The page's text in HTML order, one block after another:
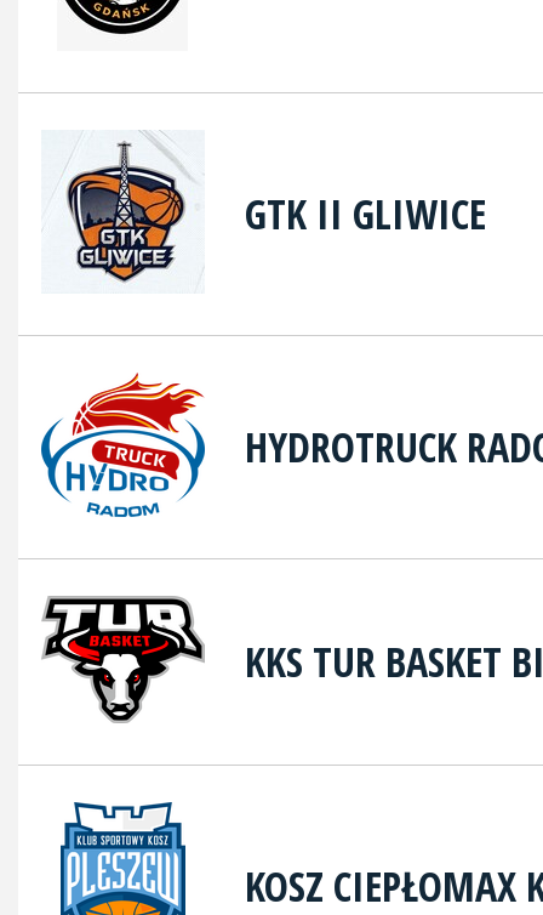
GTK II GLIWICE
HYDROTRUCK
KKS TUR BASKET
KOSZ CIEPŁOMAX